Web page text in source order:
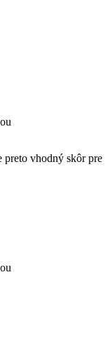
vhodný skôr pre